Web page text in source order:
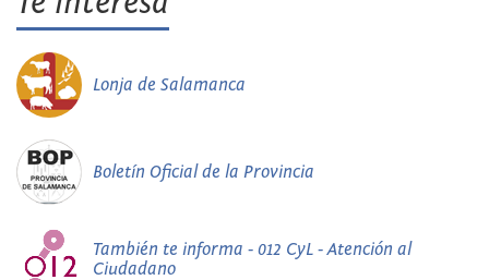
Lonja de Salamanca
Boletín Oficial de la Provincia
También te informa - 012 CyL - Atención al
Ciudadano